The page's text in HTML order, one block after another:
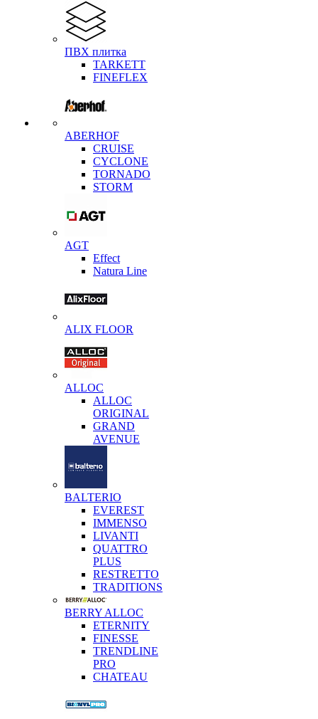
ПВХ плитка
TARKETT
FINEFLEX
ABERHOF
CRUISE
CYCLONE
TORNADO
STORM
AGT
Effect
Natura Line
ALIX FLOOR
ALLOC
ALLOC
ORIGINAL
GRAND
AVENUE
BALTERIO
EVEREST
IMMENSO
LIVANTI
QUATTRO
PLUS
RESTRETTO
TRADITIONS
BERRY ALLOC
ETERNITY
FINESSE
TRENDLINE
PRO
CHATEAU